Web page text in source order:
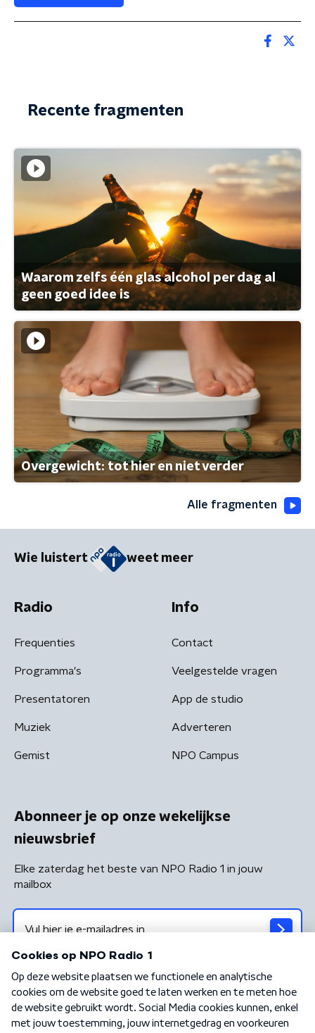
Recente fragmenten
Waarom zelfs één glas alcohol per dag al
geen goed idee is
Overgewicht: tot hier en niet verder
Alle fragmenten
Wie luistert weet meer
Radio
Frequenties
Programma's
Presentatoren
Muziek
Gemist
Info
Contact
Veelgestelde vragen
App de studio
Adverteren
NPO Campus
Abonneer je op onze wekelijkse
nieuwsbrief
Elke zaterdag het beste van NPO Radio 1 in jouw
mailbox
Algemene voorwaarden